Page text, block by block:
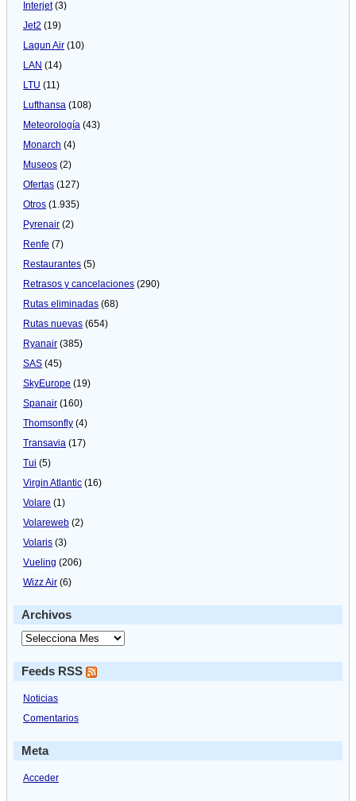
Interjet(3)
Jet2 (19)
Lagun Air (10)
LAN (14)
LTU (11)
Lufthansa (108)
Meteorologí­a (43)
Monarch (4)
Museos (2)
Ofertas (127)
Otros (1.935)
Pyrenair (2)
Renfe (7)
Restaurantes (5)
Retrasos y cancelaciones (290)
Rutas eliminadas (68)
Rutas nuevas (654)
Ryanair (385)
SAS (45)
SkyEurope (19)
Spanair (160)
Thomsonfly (4)
Transavia (17)
Tui (5)
Virgin Atlantic (16)
Volare (1)
Volareweb (2)
Volaris (3)
Vueling (206)
Wizz Air (6)
Archivos
Feeds RSS
Noticias
Comentarios
Meta
Acceder